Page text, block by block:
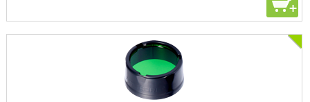
+